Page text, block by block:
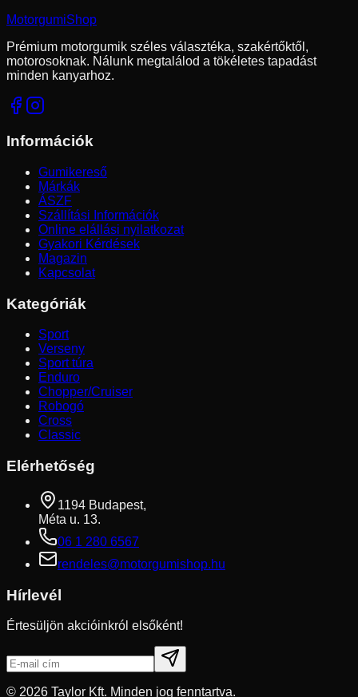
MotorgumiShop
Prémium motorgumik széles választéka, szakértőktől,
motorosoknak. Nálunk megtalálod a tökéletes tapadást
minden kanyarhoz.
Információk
Gumikereső
Márkák
ÁSZF
Szállítási Információk
Online elállási nyilatkozat
Gyakori Kérdések
Magazin
Kapcsolat
Kategóriák
Sport
Verseny
Sport túra
Enduro
Chopper/Cruiser
Robogó
Cross
Classic
Elérhetőség
1194 Budapest,
Méta u. 13.
06 1 280 6567
rendeles@motorgumishop.hu
Hírlevél
Értesüljön akcióinkról elsőként!
© 2026 Taylor Kft. Minden jog fenntartva.